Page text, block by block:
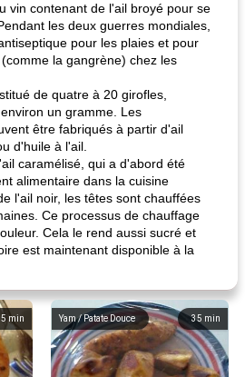
vin contenant de l'ail broyé pour se
les deux guerres mondiales,
pour les plaies et pour
la gangrène) chez les
de quatre à 20 girofles,
un gramme. Les
être fabriqués à partir d'ail
d'huile à l'ail.
caramélisé, qui a d'abord été
alimentaire dans la cuisine
l'ail noir, les têtes sont chauffées
Ce processus de chauffage
Cela le rend aussi sucré et
est maintenant disponible à la
min 35 min
Yam / Patate Douce